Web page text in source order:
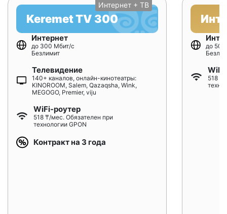
Интернет + ТВ
Keremet TV 300
Интернет
до 300 Мбит/с
Безлимит
Телевидение
140+ каналов, онлайн-кинотеатры:
KINOROOM, Salem, Qazaqsha, Wink,
MEGOGO, Premier, viju
WiFi-роутер
518 ₸/мес. Обязателен при
технологии GPON
Контракт на 3 года
до
518